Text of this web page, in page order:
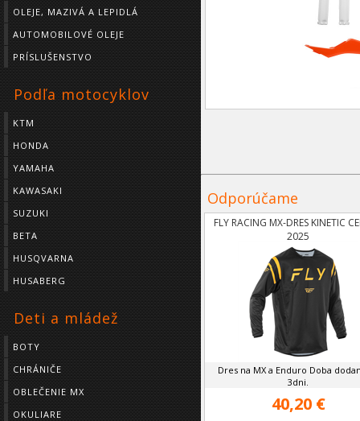
OLEJE, MAZIVÁ A LEPIDLÁ
AUTOMOBILOVÉ OLEJE
PRÍSLUŠENSTVO
Podľa motocyklov
KTM
HONDA
YAMAHA
KAWASAKI
SUZUKI
BETA
HUSQVARNA
HUSABERG
Deti a mládež
BOTY
CHRÁNIČE
OBLEČENIE MX
OKULIARE
Odporúčame
FLY RACING MX-DRES KINETIC
2025
Dres na MX a Enduro Doba
3dni.
40,20 €